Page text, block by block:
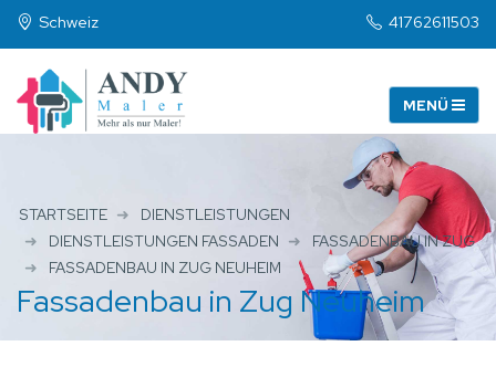
Schweiz 41762611503
STARTSEITE
DIENSTLEISTUNGEN
DIENSTLEISTUNGEN FASSADEN
FASSADENBAU IN ZUG
FASSADENBAU IN ZUG NEUHEIM
Fassadenbau in Zug Neuheim